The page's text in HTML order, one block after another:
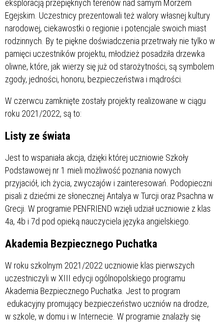
eksploracją przepięknych terenów nad samym Morzem
Egejskim. Uczestnicy prezentowali też walory własnej kultury
narodowej, ciekawostki o regionie i potencjale swoich miast
rodzinnych. By te piękne doświadczenia przetrwały nie tylko w
pamięci uczestników projektu, młodzież posadziła drzewka
oliwne, które, jak wierzy się już od starożytności, są symbolem
zgody, jedności, honoru, bezpieczeństwa i mądrości.
W czerwcu zamknięte zostały projekty realizowane w ciągu
roku 2021/2022, są to:
Listy ze świata
Jest to wspaniała akcja, dzięki której uczniowie Szkoły
Podstawowej nr 1 mieli możliwość poznania nowych
przyjaciół, ich życia, zwyczajów i zainteresowań. Podopieczni
pisali z dziećmi ze słonecznej Antalya w Turcji oraz Psachna w
Grecji. W programie PENFRIEND wzięli udział uczniowie z klas
4a, 4b i 7d pod opieką nauczyciela języka angielskiego.
Akademia Bezpiecznego Puchatka
W roku szkolnym 2021/2022 uczniowie klas pierwszych
uczestniczyli w XIII edycji ogólnopolskiego programu
Akademia Bezpiecznego Puchatka. Jest to program
edukacyjny promujący bezpieczeństwo uczniów na drodze,
w szkole, w domu i w Internecie. W programie znalazły się